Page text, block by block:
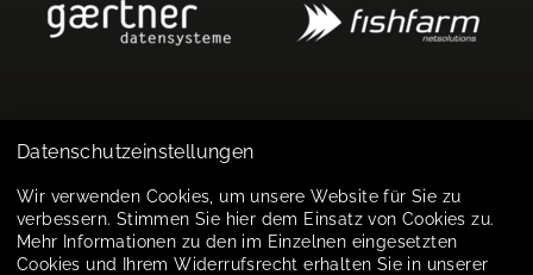
Impressum
Datenschutz
Datenschutzeinstellungen
Wir verwenden Cookies, um unsere Website für Sie zu
verbessern. Stimmen Sie hier dem Einsatz von Cookies zu.
Mehr Informationen zu den im Einzelnen eingesetzten
Cookies und Ihrem Widerrufsrecht erhalten Sie in unserer